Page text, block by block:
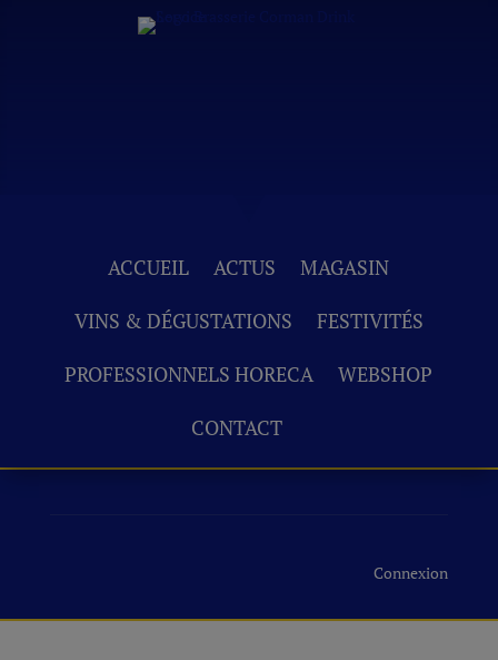
ACCUEIL ACTUS
MAGASIN
VINS & DÉGUSTATIONS
FESTIVITÉS
PROFESSIONNELS HORECA
WEBSHOP
CONTACT
Connexion